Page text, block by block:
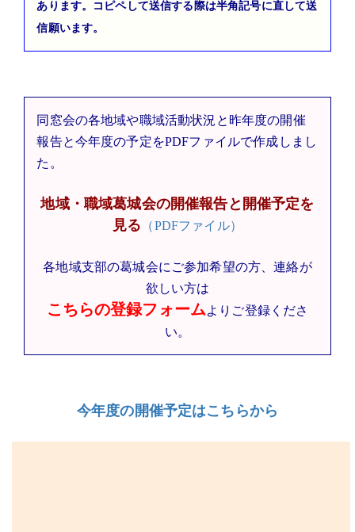
あります。コピペして送信する際は半角記号に直して送
信願います。
同窓会の各地域や職域活動状況と昨年度の開催
報告と今年度の予定をPDFファイルで作成しまし
た。
地域・職域葛城会の開催報告と開催予定を
見る （PDFファイル）
各地域支部の葛城会にご参加希望の方、連絡が
欲しい方は
こちらの登録フォームよりご登録くださ
い。
今年度の開催予定はこちらから